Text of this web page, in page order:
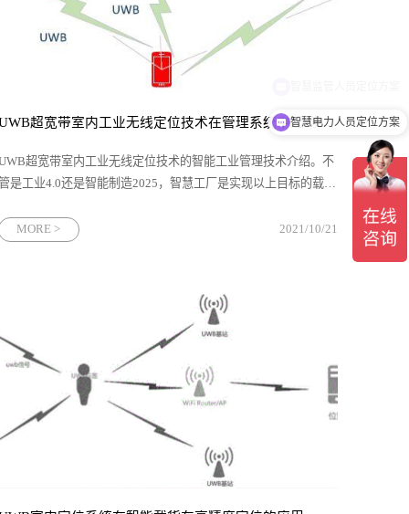
UWB超宽带室内工业无线定位技术在管理系统中起到的作用简介
超宽带室内工业无线定位技术的智能工业管理技术介绍。不
是工业4.0还是智能制造2025，智慧工厂是实现以上目标的载
员安全的问题，尤其是化工厂、电力、石化等危险品生产企
MORE > 2021/10/21
智慧电力人员定位方案